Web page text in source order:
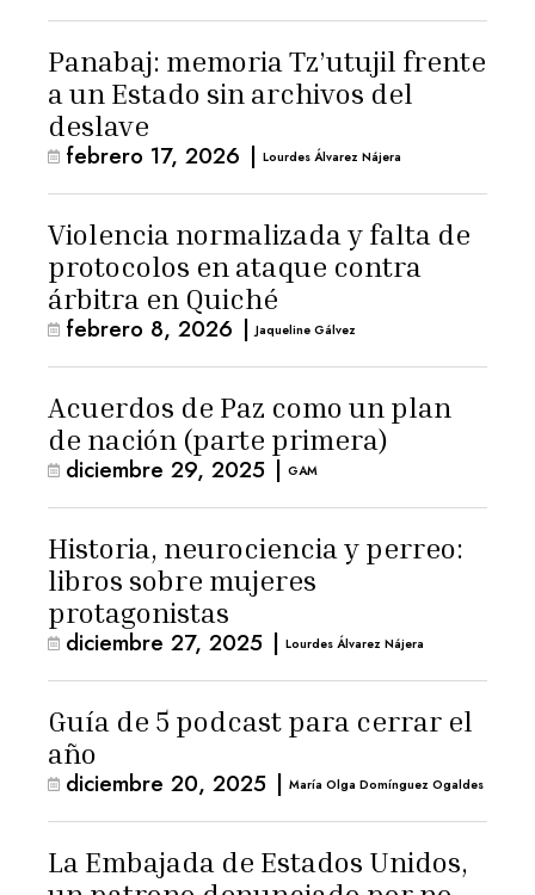
Panabaj: memoria Tz’utujil frente
a un Estado sin archivos del
deslave
febrero 17, 2026 | Lourdes Álvarez Nájera
Violencia normalizada y falta de
protocolos en ataque contra
árbitra en Quiché
febrero 8, 2026 | Jaqueline Gálvez
Acuerdos de Paz como un plan
de nación (parte primera)
diciembre 29, 2025 | GAM
Historia, neurociencia y perreo:
libros sobre mujeres
protagonistas
diciembre 27, 2025 | Lourdes Álvarez Nájera
Guía de 5 podcast para cerrar el
año
diciembre 20, 2025 | María Olga Domínguez Ogaldes
La Embajada de Estados Unidos,